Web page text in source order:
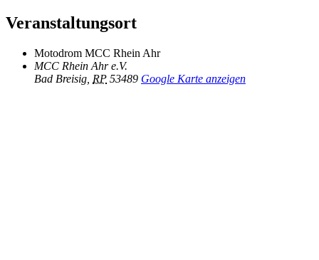
Veranstaltungsort
Motodrom MCC Rhein Ahr
MCC Rhein Ahr e.V.
Bad Breisig RP 53489 Google Karte anzeigen